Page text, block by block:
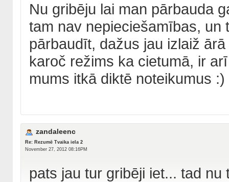
Nu gribēju lai man pārbauda
tam nav nepieciešamības, un
pārbaudīt, dažus jau izlaiž
karoč režims ka cietumā, ir
mums itkā diktē noteikumus
zandaleenc
Re: Rezumē Tvaika iela 2
November 27, 2012 08:16PM
pats jau tur gribēji iet... tad nu